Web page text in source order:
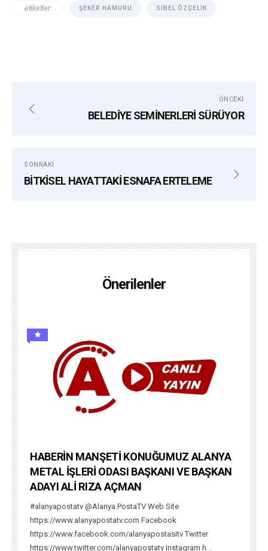
etiketler: ŞEKER HAMURU SIBEL ÖZÇELIK
ÖNCEKI
BELEDİYE SEMİNERLERİ SÜRÜYOR
SONRAKI
BİTKİSEL HAYATTAKİ ESNAFA ERTELEME
Önerilenler
HABERİN MANŞETİ KONUĞUMUZ ALANYA
METAL İŞLERİ ODASI BAŞKANI VE BAŞKAN
ADAYI ALİ RIZA AÇMAN
#alanyapostatv @Alanya PostaTV Web Site
https://www.alanyapostatv.com Facebook
https://www.facebook.com/alanyapostasitv Twitter
https://www.twitter.com/alanyapostatv Instagram h...